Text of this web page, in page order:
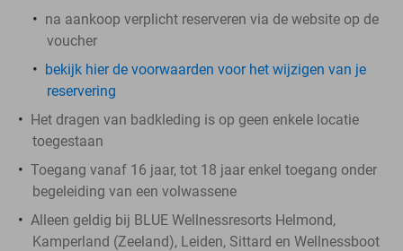
na aankoop verplicht reserveren via de website op de
voucher
bekijk hier de voorwaarden voor het wijzigen van je
reservering
Het dragen van badkleding is op geen enkele locatie
toegestaan
Toegang vanaf 16 jaar, tot 18 jaar enkel toegang onder
begeleiding van een volwassene
Alleen geldig bij BLUE Wellnessresorts Helmond,
Kamperland (Zeeland), Leiden, Sittard en Wellnessboot